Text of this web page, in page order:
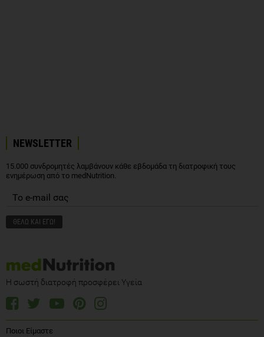
NEWSLETTER
15.000 συνδρομητές λαμβάνουν κάθε εβδομάδα τη διατροφική τους
ενημέρωση από το medNutrition.
Η σωστή διατροφή προσφέρει Υγεία
Ποιοι Είμαστε